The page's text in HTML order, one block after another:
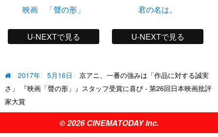
映画 「聲の形」
U-NEXTで見る
君の名は。
U-NEXTで見る
2017年 5月16日
京アニ、一番の強みは「作品に対する誠実
さ」 『映画「聲の形」』スタッフ受賞に喜び - 第26回日本映画批評
家大賞
© 2026 CINEMATODAY Inc.